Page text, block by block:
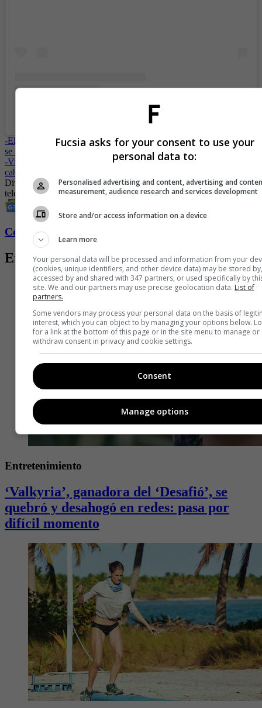
A post shared by La Unica Diva De La 📺 (@divajessurum)
-El tremendo agarrón de Diva Jessurum y Jhovanoty en ‘Día a día’,
se sacaron chispas
-Video: Diva Jessurum dejó atrás su peluca y así se ve con su
cabello natural tras recuperarse del cáncer
Diva JessurumCáncerCáncer de Senopresentadoras de
televisiónInstagram
Conozca más de Fucsia aquí
Entradas relacionadas
Entretenimiento
‘Valkyria’, ganadora del ‘Desafió’, se
quebró y desahogó en redes: pasa por
difícil momento
Fucsia asks for your consent to use your
personal data to:
Personalised advertising and content, advertising and
measurement, audience research and services development
Store and/or access information on a device
Learn more
Your personal data will be processed and information from your
(cookies, unique identifiers, and other device data) may be stored by,
accessed by and shared with 347 partners, or used specifically by
site. We and our partners may use precise geolocation data. List of
partners.
Some vendors may process your personal data on the basis of
interest, which you can object to by managing your options below.
for a link at the bottom of this page or in the site menu to manage or
withdraw consent in privacy and cookie settings.
Consent
Manage options